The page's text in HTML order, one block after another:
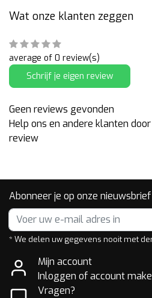
Wat onze klanten zeggen
average of 0 review(s)
Schrijf je eigen review
Geen reviews gevonden
Help ons en andere klanten
review
Abonneer je op onze nieuwsbrief
* We delen uw gegevens nooit met
Mijn account
Inloggen of account
Vragen?